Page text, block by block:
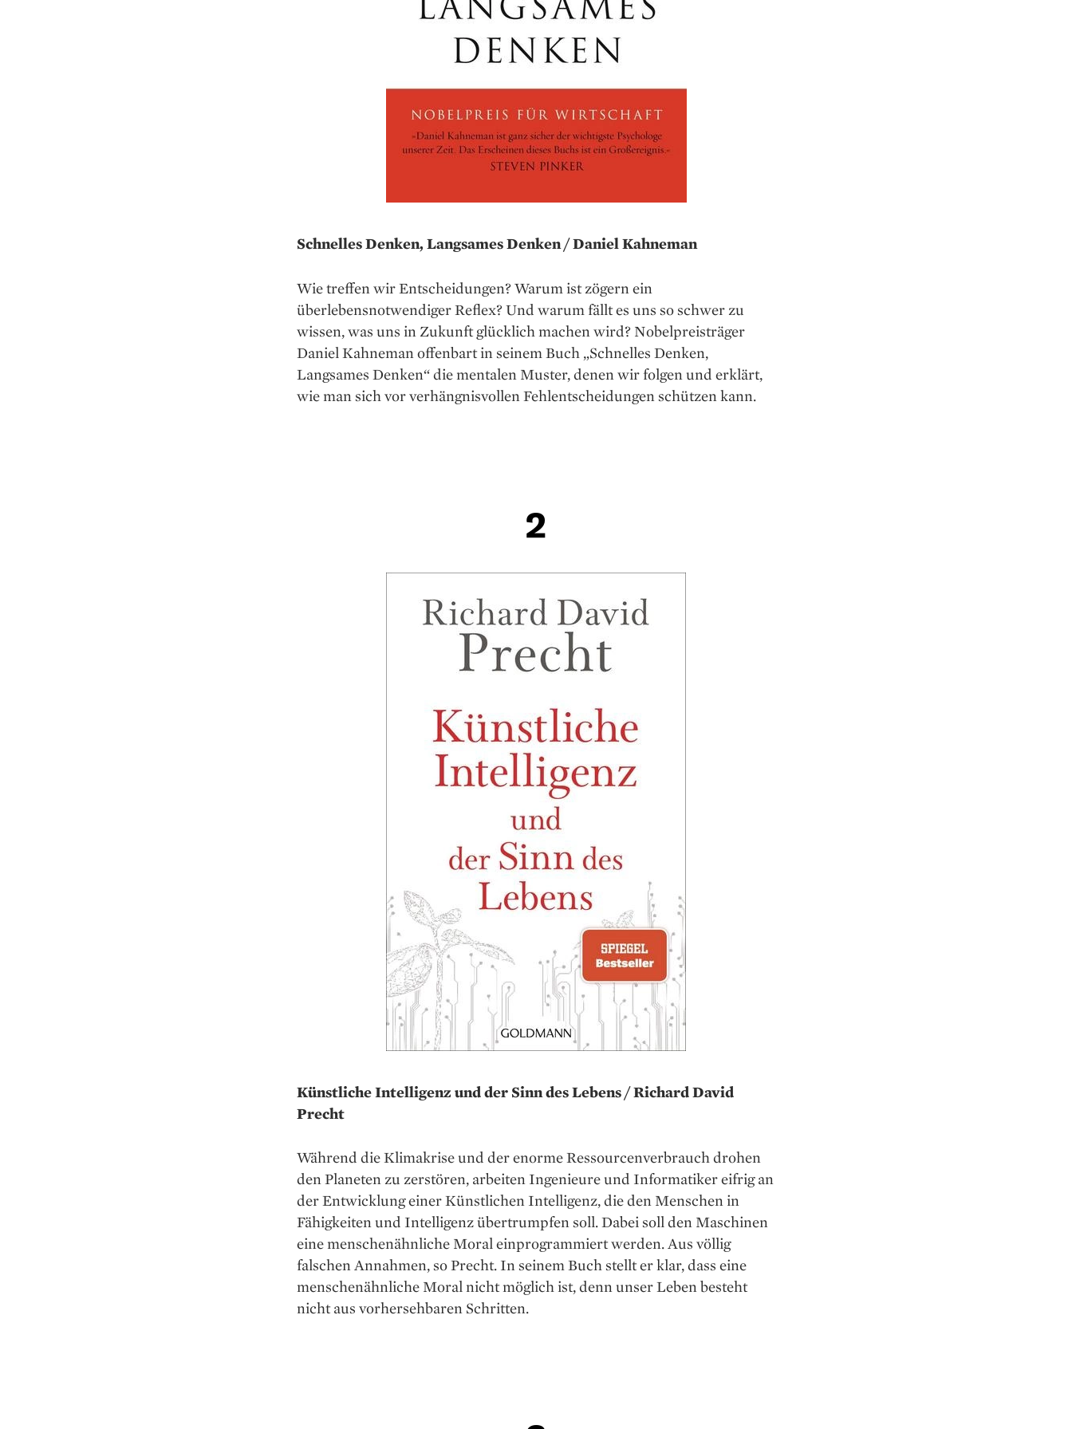
Schnelles Denken, Langsames Denken / Daniel Kahneman
Wie treffen wir Entscheidungen? Warum ist zögern ein
überlebensnotwendiger Reflex? Und warum fällt es uns so schwer zu
wissen, was uns in Zukunft glücklich machen wird? Nobelpreisträger
Daniel Kahneman offenbart in seinem Buch „Schnelles Denken,
Langsames Denken“ die mentalen Muster, denen wir folgen und erklärt,
wie man sich vor verhängnisvollen Fehlentscheidungen schützen kann.
2
Künstliche Intelligenz und der Sinn des Lebens / Richard David
Precht
Während die Klimakrise und der enorme Ressourcenverbrauch drohen
den Planeten zu zerstören, arbeiten Ingenieure und Informatiker eifrig an
der Entwicklung einer Künstlichen Intelligenz, die den Menschen in
Fähigkeiten und Intelligenz übertrumpfen soll. Dabei soll den Maschinen
eine menschenähnliche Moral einprogrammiert werden. Aus völlig
falschen Annahmen, so Precht. In seinem Buch stellt er klar, dass eine
menschenähnliche Moral nicht möglich ist, denn unser Leben besteht
nicht aus vorhersehbaren Schritten.